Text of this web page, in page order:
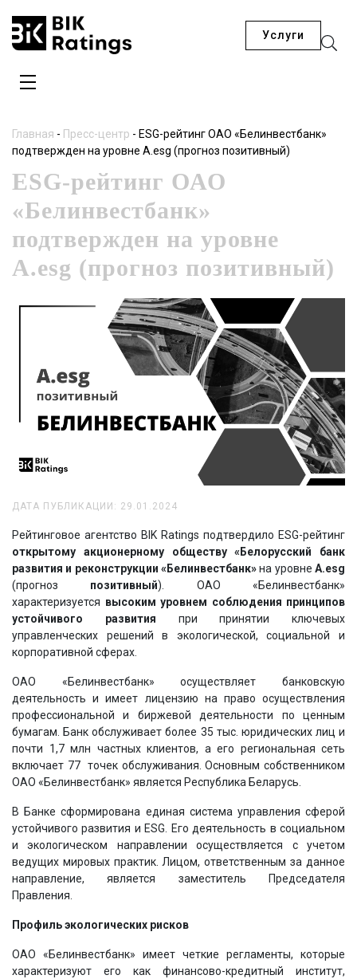
Услуги
Главная - Пресс-центр - ESG-рейтинг ОАО «Белинвестбанк»
подтвержден на уровне A.esg (прогноз позитивный)
ESG-рейтинг ОАО
«Белинвестбанк»
подтвержден на уровне
A.esg (прогноз позитивный)
ДАТА ПУБЛИКАЦИИ: 29.01.2024
Рейтинговое агентство BIK Ratings подтвердило ESG-рейтинг
открытому акционерному обществу «Белорусский банк
развития и реконструкции «Белинвестбанк»на уровне A.esg
(прогноз позитивный). ОАО «Белинвестбанк»
характеризуется высоким уровнем соблюдения принципов
устойчивого развития при принятии ключевых
управленческих решений в экологической, социальной и
корпоративной сферах.
ОАО «Белинвестбанк» осуществляет банковскую
деятельность и имеет лицензию на право осуществления
профессиональной и биржевой деятельности по ценным
бумагам. Банк обслуживает более 35 тыс. юридических лиц и
почти 1,7 млн частных клиентов, а его региональная сеть
включает 77 точек обслуживания. Основным собственником
ОАО «Белинвестбанк» является Республика Беларусь.
В Банке сформирована единая система управления сферой
устойчивого развития и ESG. Его деятельность в социальном
и экологическом направлении осуществляется с учетом
ведущих мировых практик. Лицом, ответственным за данное
направление, является заместитель Председателя
Правления.
Профиль экологических рисков
ОАО «Белинвестбанк» имеет четкие регламенты, которые
характеризуют его как финансово-кредитный институт,